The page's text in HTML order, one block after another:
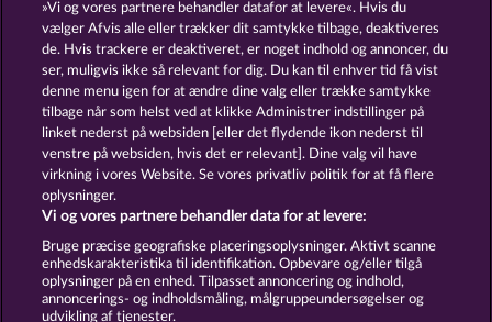
Phantoms Mirror The Griffin
Vilkår og betingelser
Fortroligheds- og cookie-politik Kontakt
Indsend anmodning om tilbagetrækning
»Vi og vores partnere behandler datafor at levere«. Hvis du
vælger Afvis alle eller trækker dit samtykke tilbage, deaktiveres
de. Hvis trackere er deaktiveret, er noget indhold og annoncer, du
ser, muligvis ikke så relevant for dig. Du kan til enhver tid få vist
denne menu igen for at ændre dine valg eller trække samtykke
tilbage når som helst ved at klikke Administrer indstillinger på
linket nederst på websiden [eller det flydende ikon nederst til
venstre på websiden, hvis det er relevant]. Dine valg vil have
virkning i vores Website. Se vores privatliv politik for at få flere
oplysninger.
Vi og vores partnere behandler data for at levere:
Bruge præcise geografiske placeringsoplysninger. Aktivt scanne
enhedskarakteristika til identifikation. Opbevare og/eller tilgå
oplysninger på en enhed. Tilpasset annoncering og indhold,
annoncerings- og indholdsmåling, målgruppeundersøgelser og
udvikling af tjenester.